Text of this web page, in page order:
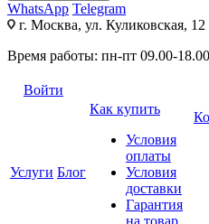
WhatsApp Telegram
г. Москва, ул. Куликовская, 12
Время работы: пн-пт 09.00-18.00
Войти
Услуги Блог
Как купить
Условия
оплаты
Условия
доставки
Гарантия
на товар